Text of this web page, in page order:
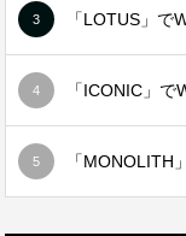
ステッカー
2021.10.03
3 「LOTUS」で
4 「ICONIC」で
5 「MONOLITH